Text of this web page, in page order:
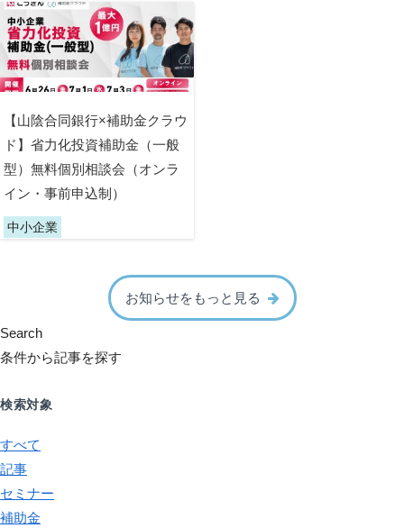
【山陰合同銀行×補助金クラウ
ド】省力化投資補助金（一般
型）無料個別相談会（オンラ
イン・事前申込制）
中小企業
お知らせをもっと見る
Search
条件から記事を探す
検索対象
すべて
記事
セミナー
補助金